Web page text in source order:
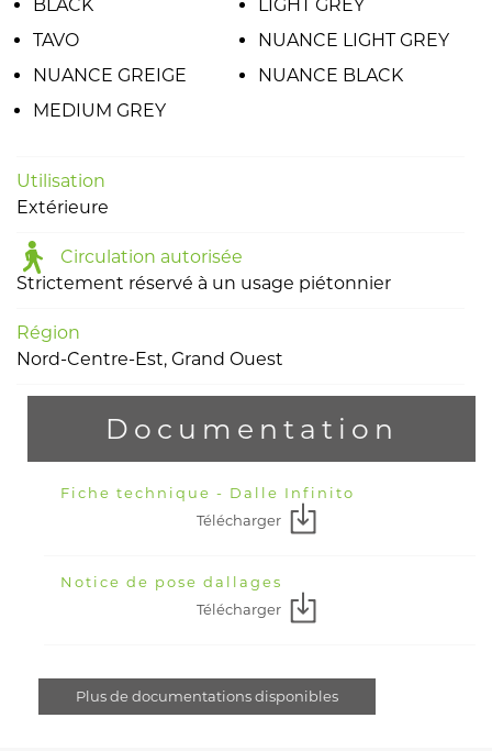
BLACK
TAVO
NUANCE GREIGE
MEDIUM GREY
LIGHT GREY
NUANCE LIGHT GREY
NUANCE BLACK
Utilisation
Extérieure
Circulation autorisée
Strictement réservé à un usage piétonnier
Région
Nord-Centre-Est, Grand Ouest
Documentation
Fiche technique - Dalle Infinito
Télécharger
Notice de pose dallages
Télécharger
Plus de documentations disponibles